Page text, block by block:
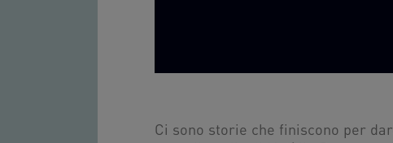
Ci sono storie che finiscono per